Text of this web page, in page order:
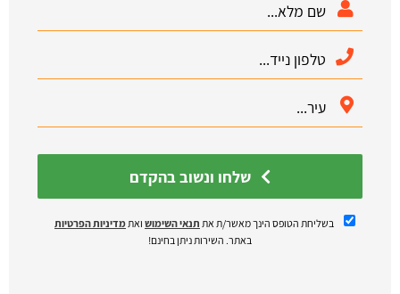
בשליחת הטופס הינך מאשר/ת את תנאי השימוש ואתמדיניות הפרטיות
באתר. השירות ניתן בחינם!